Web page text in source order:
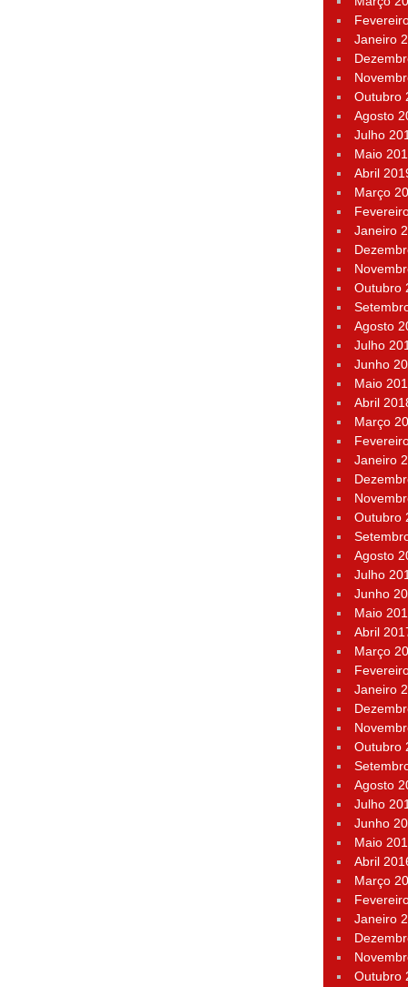
Janeiro
Outubro
Agosto
Julho
Maio
Abril
Março
Janeiro
Outubro
Agosto
Julho
Junho
Maio
Abril
Março
Janeiro
Outubro
Agosto
Julho
Junho
Maio
Abril
Março
Janeiro
Outubro
Agosto
Julho
Junho
Maio
Abril
Março
Janeiro
Outubro